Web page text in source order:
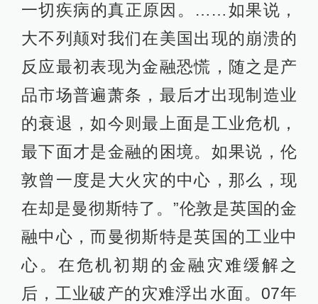
一切疾病的真正原因。……如果说，
大不列颠对我们在美国出现的崩溃的
反应最初表现为金融恐慌，随之是产
品市场普遍萧条，最后才出现制造业
的衰退，如今则最上面是工业危机，
最下面才是金融的困境。如果说，伦
敦曾一度是大火灾的中心，那么，现
在却是曼彻斯特了。”伦敦是英国的金
融中心，而曼彻斯特是英国的工业中
心。在危机初期的金融灾难缓解之
后，工业破产的灾难浮出水面。07年